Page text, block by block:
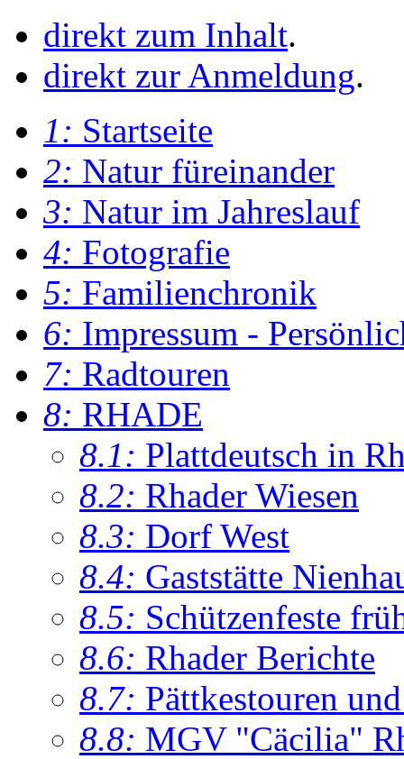
direkt zum Inhalt.
direkt zur Anmeldung.
1: Startseite
2: Natur füreinander
3: Natur im Jahreslauf
4: Fotografie
5: Familienchronik
6: Impressum -
7: Radtouren
8: RHADE
8.1: Plattdeutsch in
8.2: Rhader Wiesen
8.3: Dorf West
8.4: Gaststätte
8.5: Schützenfeste
8.6: Rhader Berichte
8.7: Pättkestouren
8.8: MGV "Cäcilia"